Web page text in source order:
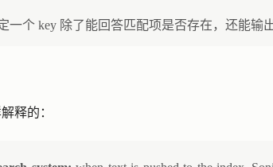
一个 key 除了能回答匹配项是否存在，还能输
释的：